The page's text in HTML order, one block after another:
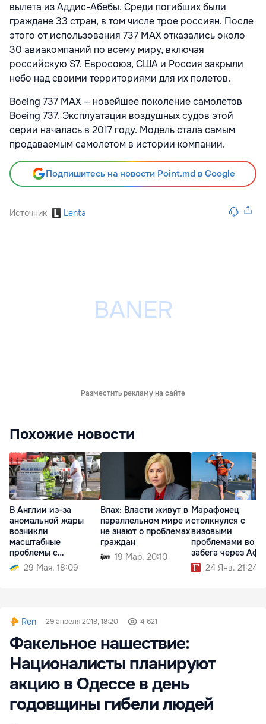
вылета из Аддис-Абебы. Среди погибших были
граждане 33 стран, в том числе трое россиян. После
этого от использования 737 MAX отказались около
30 авиакомпаний по всему миру, включая
российскую S7. Евросоюз, США и Россия закрыли
небо над своими территориями для их полетов.
Boeing 737 MAX — новейшее поколение самолетов
Boeing 737. Эксплуатация воздушных судов этой
серии началась в 2017 году. Модель стала самым
продаваемым самолетом в истории компании.
Подпишитесь на новости Point.md в Google
Источник Lenta
Разместить рекламу на сайте
Похожие новости
В Англии из-за
аномальной жары
возникли
масштабные
проблемы с
водоснабжением
29 Мая. 18:09
Влах: Власти живут в
параллельном мире и
не знают о проблемах
граждан
19 Мар. 20:10
Марафонец
столкнулся с
визовыми
проблемами во
забега через
24 Янв. 21:24
Ren 29 апреля 2019, 18:20 4 621
Факельное нашествие:
Националисты планируют
акцию в Одессе в день
годовщины гибели людей